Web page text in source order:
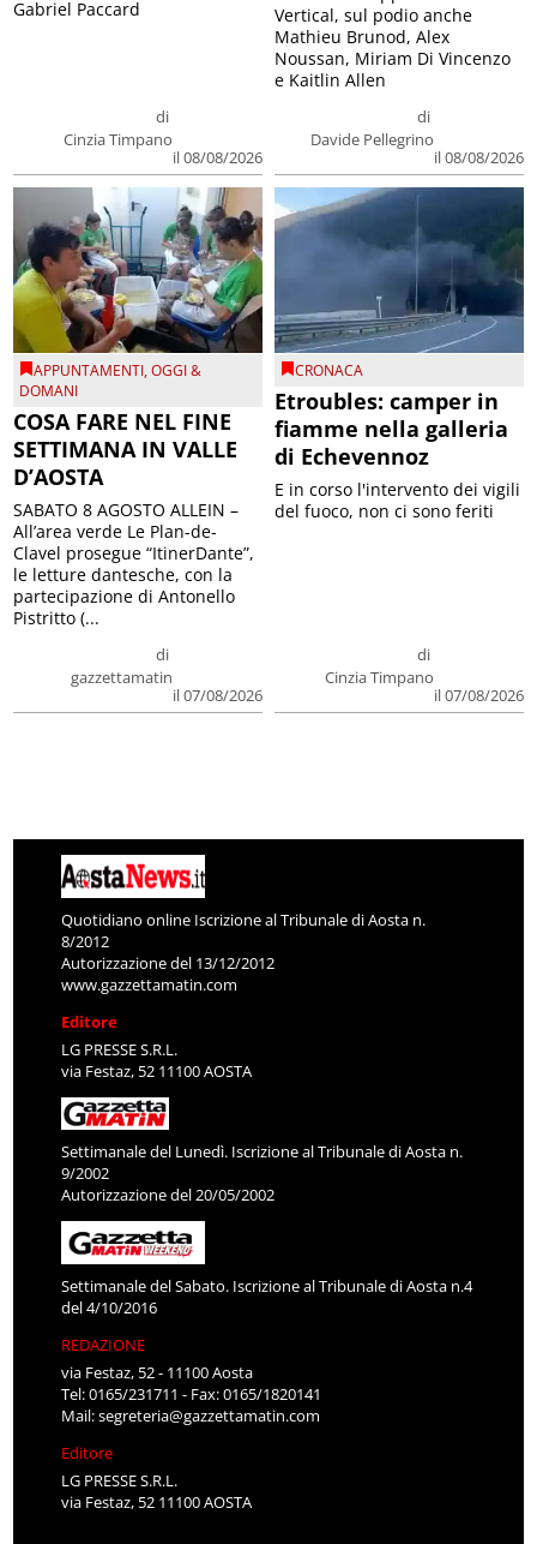
di
Cinzia Timpano
il 08/08/2026
Gabriel Paccard
di
Davide Pellegrino
il 08/08/2026
Vertical, sul podio anche
Mathieu Brunod, Alex
Noussan, Miriam Di Vincenzo
e Kaitlin Allen
APPUNTAMENTI,OGGI &
DOMANI
COSA FARE NEL FINE
SETTIMANA IN VALLE
D’AOSTA
di
gazzettamatin
il 07/08/2026
SABATO 8 AGOSTO ALLEIN –
All’area verde Le Plan-de-
Clavel prosegue “ItinerDante”,
le letture dantesche, con la
partecipazione di Antonello
Pistritto (...
CRONACA
Etroubles: camper in
fiamme nella galleria
di Echevennoz
di
Cinzia Timpano
il 07/08/2026
E in corso l'intervento dei vigili
del fuoco, non ci sono feriti
Quotidiano online Iscrizione al Tribunale di Aosta n.
8/2012
Autorizzazione del 13/12/2012
www.gazzettamatin.com
Editore
LG PRESSE S.R.L.
via Festaz, 52 11100 AOSTA
Settimanale del Lunedì. Iscrizione al Tribunale di Aosta n.
9/2002
Autorizzazione del 20/05/2002
Settimanale del Sabato. Iscrizione al Tribunale di Aosta n.4
del 4/10/2016
REDAZIONE
via Festaz, 52 - 11100 Aosta
Tel: 0165/231711 - Fax: 0165/1820141
Mail:segreteria@gazzettamatin.com
Editore
LG PRESSE S.R.L.
via Festaz, 52 11100 AOSTA